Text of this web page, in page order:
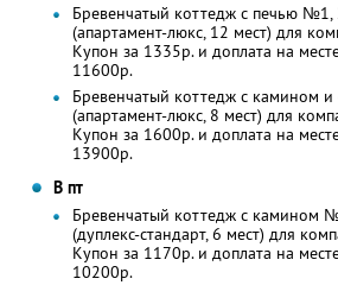
Бревенчатый коттедж с печью №1,
(апартамент-люкс, 12 мест) для
Купон за 1335р. и доплата на
11600р.
Бревенчатый коттедж с камином
(апартамент-люкс, 8 мест) для
Купон за 1600р. и доплата на
13900р.
В пт
Бревенчатый коттедж с камином
(дуплекс-стандарт, 6 мест) для
Купон за 1170р. и доплата на
10200р.